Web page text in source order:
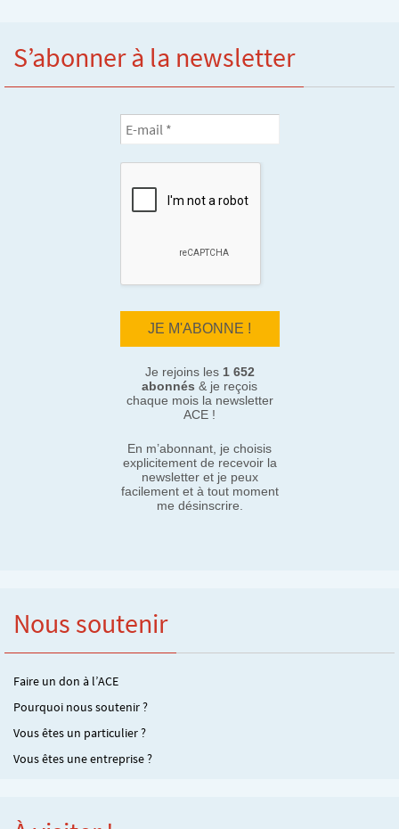
S’abonner à la newsletter
Je rejoins les 1 652
abonnés & je reçois
chaque mois la newsletter
ACE !
En m’abonnant, je choisis
explicitement de recevoir la
newsletter et je peux
facilement et à tout moment
me désinscrire.
Nous soutenir
Faire un don à l’ACE
Pourquoi nous soutenir ?
Vous êtes un particulier ?
Vous êtes une entreprise ?